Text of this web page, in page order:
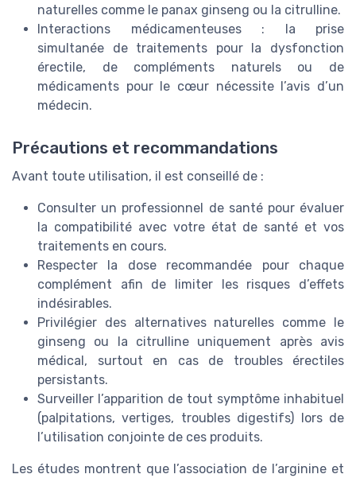
naturelles comme le panax ginseng ou la citrulline.
Interactions médicamenteuses : la prise
simultanée de traitements pour la dysfonction
érectile, de compléments naturels ou de
médicaments pour le cœur nécessite l’avis d’un
médecin.
Précautions et recommandations
Avant toute utilisation, il est conseillé de :
Consulter un professionnel de santé pour évaluer
la compatibilité avec votre état de santé et vos
traitements en cours.
Respecter la dose recommandée pour chaque
complément afin de limiter les risques d’effets
indésirables.
Privilégier des alternatives naturelles comme le
ginseng ou la citrulline uniquement après avis
médical, surtout en cas de troubles érectiles
persistants.
Surveiller l’apparition de tout symptôme inhabituel
(palpitations, vertiges, troubles digestifs) lors de
l’utilisation conjointe de ces produits.
Les études montrent que l’association de l’arginine et